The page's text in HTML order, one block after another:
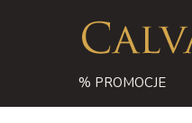
% PROMOCJE